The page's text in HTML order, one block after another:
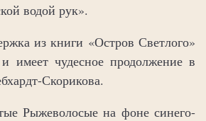
водой рук».
из книги «Остров Светлого»
имеет чудесное продолжение в
Скорикова.
Рыжеволосые на фоне синего-